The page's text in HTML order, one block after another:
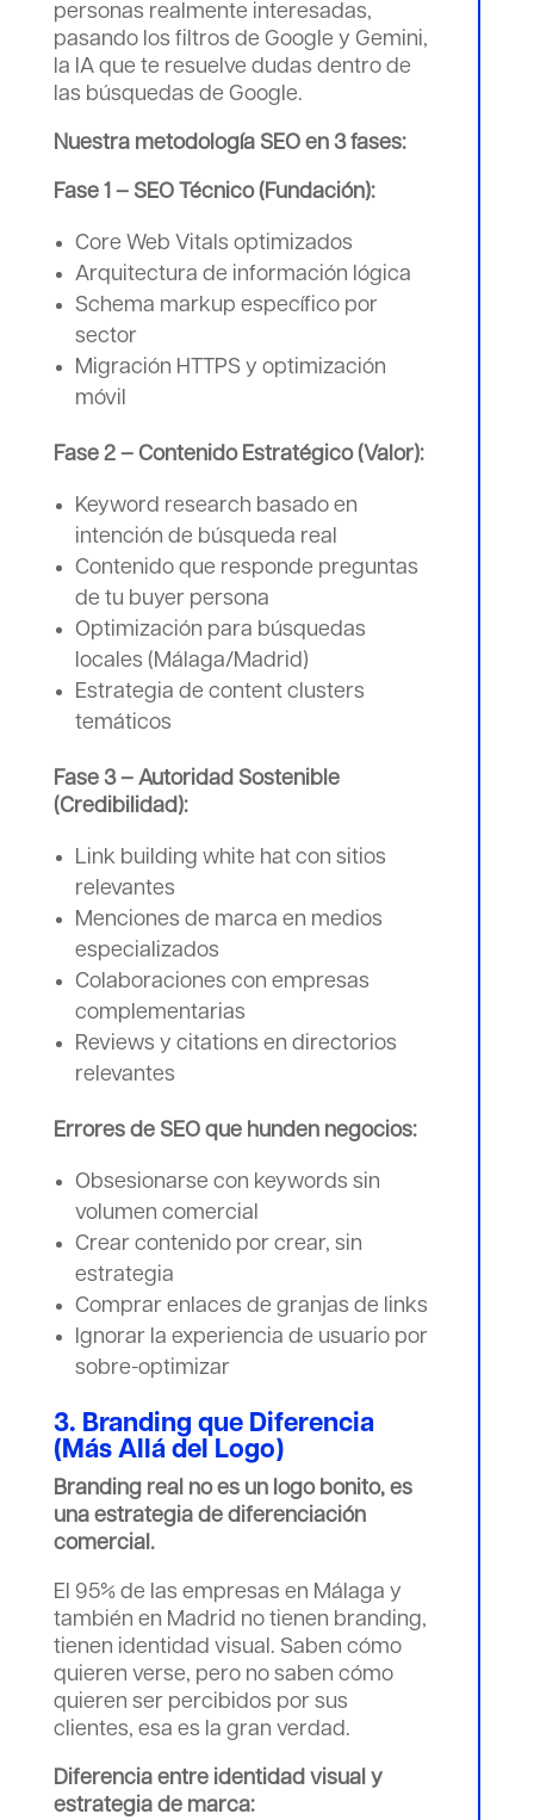
personas realmente interesadas,
pasando los filtros de Google y Gemini,
la IA que te resuelve dudas dentro de
las búsquedas de Google.
Nuestra metodología SEO en 3 fases:
Fase 1 – SEO Técnico (Fundación):
Core Web Vitals optimizados
Arquitectura de información lógica
Schema markup específico por
sector
Migración HTTPS y optimización
móvil
Fase 2 – Contenido Estratégico (Valor):
Keyword research basado en
intención de búsqueda real
Contenido que responde preguntas
de tu buyer persona
Optimización para búsquedas
locales (Málaga/Madrid)
Estrategia de content clusters
temáticos
Fase 3 – Autoridad Sostenible
(Credibilidad):
Link building white hat con sitios
relevantes
Menciones de marca en medios
especializados
Colaboraciones con empresas
complementarias
Reviews y citations en directorios
relevantes
Errores de SEO que hunden negocios:
Obsesionarse con keywords sin
volumen comercial
Crear contenido por crear, sin
estrategia
Comprar enlaces de granjas de links
Ignorar la experiencia de usuario por
sobre-optimizar
3. Branding que Diferencia
(Más Allá del Logo)
Branding real no es un logo bonito, es
una estrategia de diferenciación
comercial.
El 95% de las empresas en Málaga y
también en Madrid no tienen branding,
tienen identidad visual. Saben cómo
quieren verse, pero no saben cómo
quieren ser percibidos por sus
clientes, esa es la gran verdad.
Diferencia entre identidad visual y
estrategia de marca: